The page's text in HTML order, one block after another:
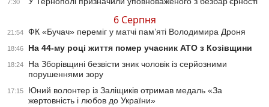
7:30
6 Серпня
21:54 ФК «Бучач» переміг у матчі пам’яті Володимира Дроня
18:46 На 44-му році життя помер учасник АТО з Козівщини
18:24
На Зборівщині безвісти зник чоловік із серйозними
порушеннями зору
17:15
Юний волонтер із Заліщиків отримав медаль «За
жертовність і любов до України»